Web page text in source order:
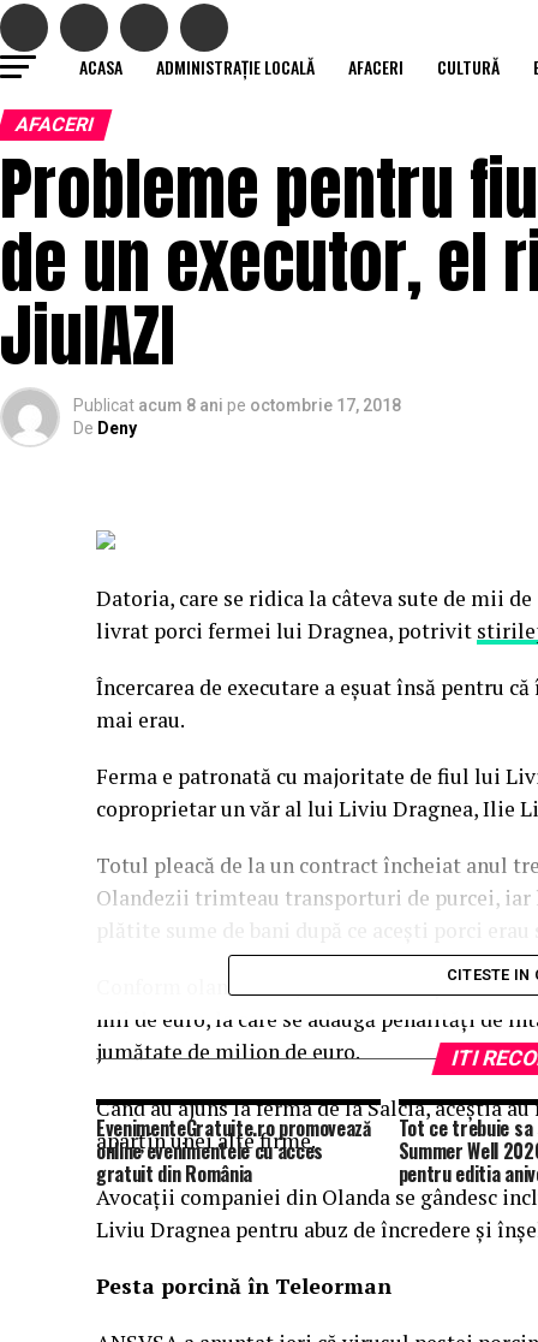
ACASA ADMINISTRAȚIE LOCALĂ AFACERI CULTURĂ
AFACERI
Probleme pentru
de un executor, el
JiulAZI
Publicat acum 8 ani pe octombrie 17, 2018
De Deny
Datoria, care se ridica la câteva sute de mii
livrat porci fermei lui Dragnea, potrivit
Încercarea de executare a eşuat însă pentru
mai erau.
Ferma e patronată cu majoritate de fiul lui
coproprietar un văr al lui Liviu Dragnea, Ilie
Totul pleacă de la un contract încheiat anul
Olandezii trimteau transporturi de purcei,
Conform olandezilor, ultimele tranşe de
mii de euro, la care se adaugă penalităţi de
jumătate de milion de euro.
Când au ajuns la ferma de la Salcia, aceştia
aparţin unei alte firme.
Avocaţii companiei din Olanda se gândesc
Liviu Dragnea pentru abuz de încredere şi
Pesta porcină în Teleorman
CITESTE IN
ITI
EvenimenteGratuite.ro promovează
online evenimentele cu acces
gratuit din România
Tot ce trebuie
Summer Well
pentru editia